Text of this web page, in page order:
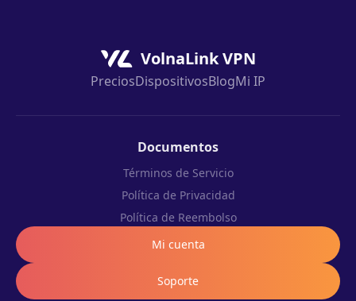
VolnaLink VPN
PreciosDispositivosBlogMi IP
Documentos
Términos de Servicio
Política de Privacidad
Política de Reembolso
Mi cuenta
Soporte